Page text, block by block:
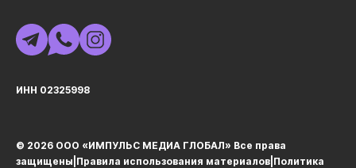
ИНН 02325998
© 2026 ООО «ИМПУЛЬС МЕДИА ГЛОБАЛ» Все права
защищеныㅤ|ㅤ Правила использования материалов Политика